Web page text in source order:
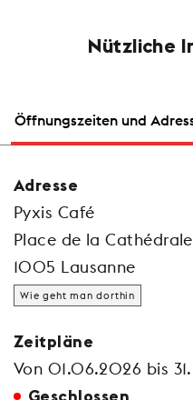
Nützliche
Öffnungszeiten und
Adresse
Pyxis Café
Place de la
1005 Lausanne
Wie geht man dorthin
Zeitpläne
Von 01.06.2026 bis
Geschlossen